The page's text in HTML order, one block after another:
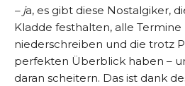
– ja, es gibt diese Nostalgiker,
Kladde festhalten, alle
niederschreiben und die trotz
perfekten Überblick haben –
daran scheitern. Das ist dank